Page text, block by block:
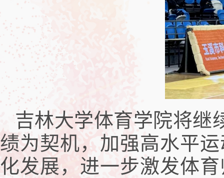
吉林大学体育学院将继
绩为契机，加强高水平
化发展，进一步激发体